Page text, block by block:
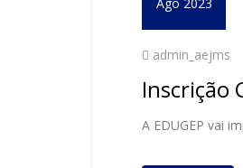
admin_aejms
Inscrição
A EDUGEP vai